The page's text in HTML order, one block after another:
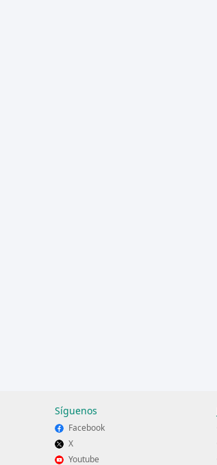
Síguenos
Facebook
X
Youtube